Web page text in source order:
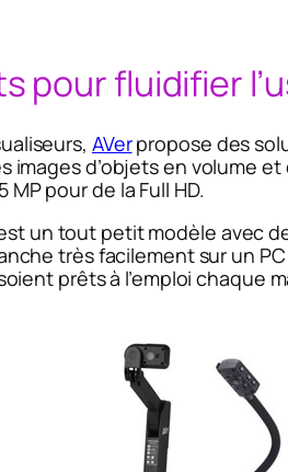
pour fluidifier
AVerpropose des
images d’objets en volume
pour de la Full HD.
un tout petit modèle avec
très facilement sur un
prêts à l’emploi chaque